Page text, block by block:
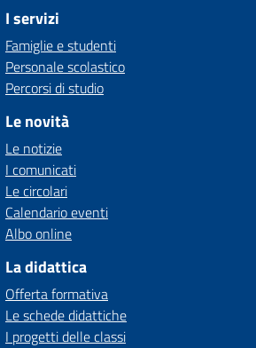
I servizi
Famiglie e studenti
Personale scolastico
Percorsi di studio
Le novità
Le notizie
I comunicati
Le circolari
Calendario eventi
Albo online
La didattica
Offerta formativa
Le schede didattiche
I progetti delle classi